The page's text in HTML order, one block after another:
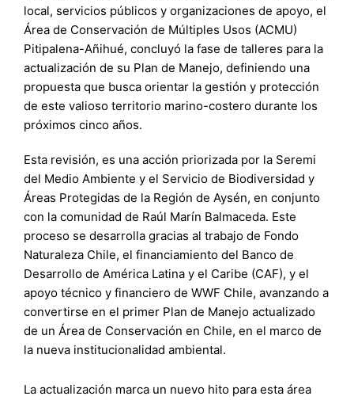
local, servicios públicos y organizaciones de apoyo, el
Área de Conservación de Múltiples Usos (ACMU)
Pitipalena-Añihué, concluyó la fase de talleres para la
actualización de su Plan de Manejo, definiendo una
propuesta que busca orientar la gestión y protección
de este valioso territorio marino-costero durante los
próximos cinco años.
Esta revisión, es una acción priorizada por la Seremi
del Medio Ambiente y el Servicio de Biodiversidad y
Áreas Protegidas de la Región de Aysén, en conjunto
con la comunidad de Raúl Marín Balmaceda. Este
proceso se desarrolla gracias al trabajo de Fondo
Naturaleza Chile, el financiamiento del Banco de
Desarrollo de América Latina y el Caribe (CAF), y el
apoyo técnico y financiero de WWF Chile, avanzando a
convertirse en el primer Plan de Manejo actualizado
de un Área de Conservación en Chile, en el marco de
la nueva institucionalidad ambiental.
La actualización marca un nuevo hito para esta área